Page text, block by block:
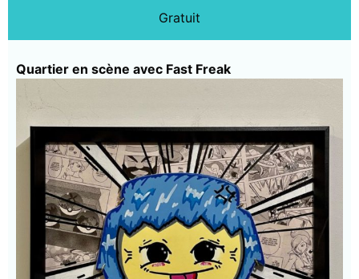
Gratuit
Quartier en scène avec Fast Freak